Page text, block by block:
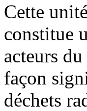
Cette
constitue
acteurs
façon
déchets